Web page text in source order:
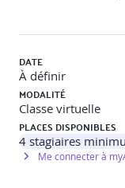
contrôles
Amélioration
le modèle
préparer
méthodes
DATE
À définir
MODALITÉ
Classe virtuelle
PLACES DISPONIBLES
4 stagiaires
Me connecter à